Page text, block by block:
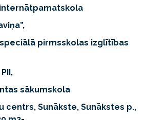
pirmsskolas izglītības
sākumskola
centrs, Sunākste, Sunākstes p.,